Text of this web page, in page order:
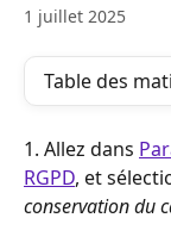
1 juillet 2025
Table des
1. Allez dans
RGPD, et
conservation du